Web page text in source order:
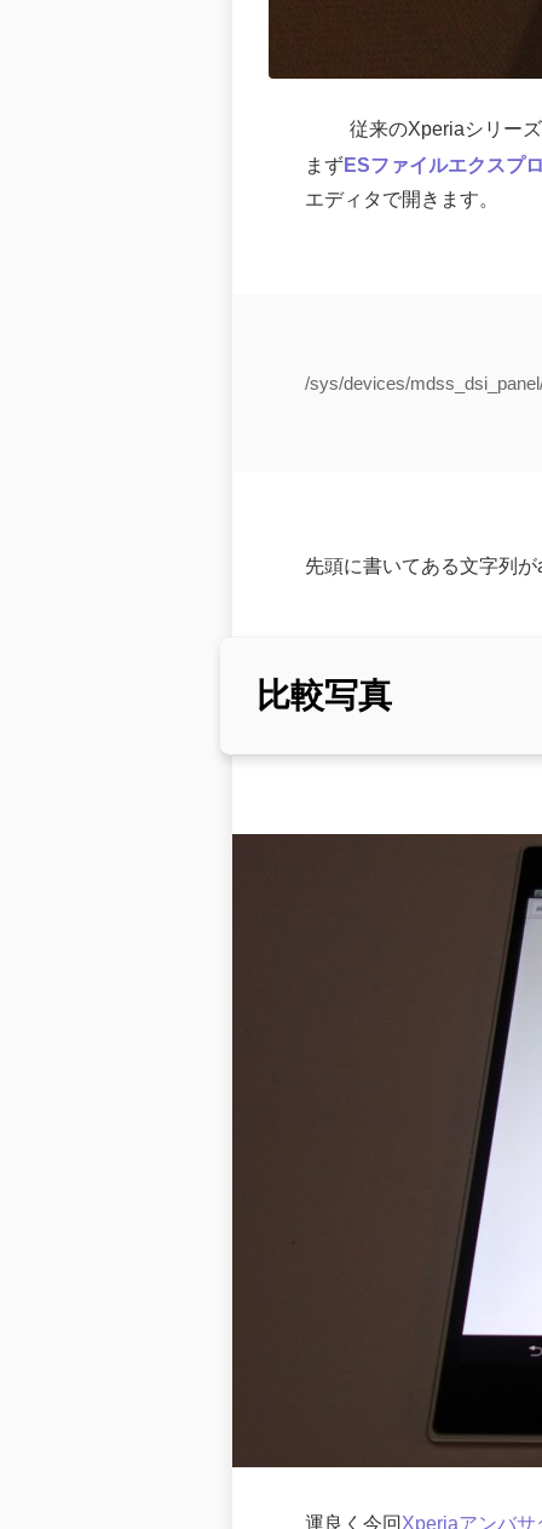
従来のXperiaシリー
まずESファイルエクスプ
エディタで開きます。
/sys/devices/
先頭に書いてある文字列
比較写真
運良く今回 Xperiaアンバサ